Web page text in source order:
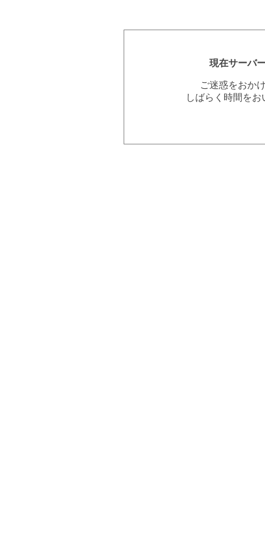
現在サーバ
ご迷惑をおか
しばらく時間を